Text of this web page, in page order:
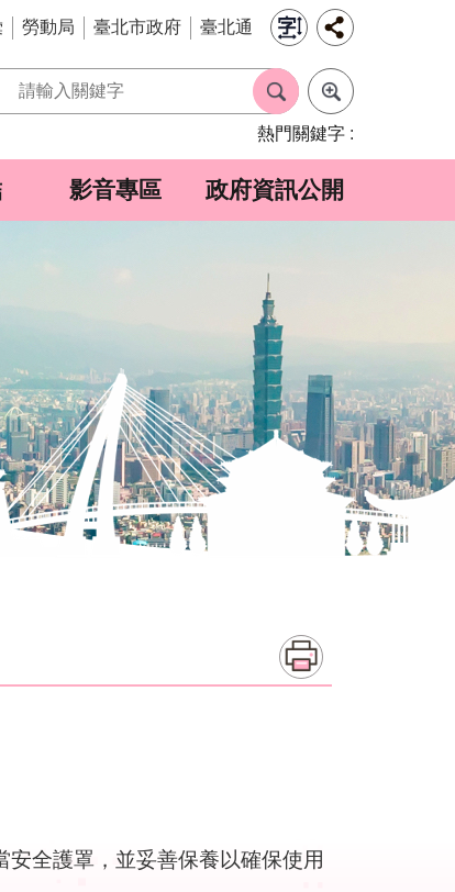
勞動局 臺北市政府 臺北通
熱門關鍵字
影音專區 政府資訊公開
全護罩，並妥善保養以確保使用